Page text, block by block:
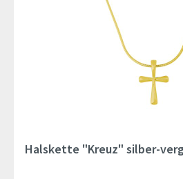
Halskette "Kreuz" silber-